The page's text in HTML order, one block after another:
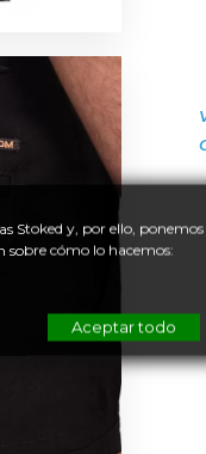
Stoked y, por ello,
cómo lo hacemos:
Aceptar todo